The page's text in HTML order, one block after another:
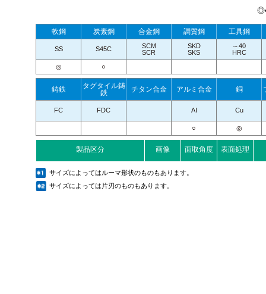
軟鋼 炭素鋼 合金鋼 調質鋼 工具鋼
SS S45C
SCM
SCR
SKD
SKS
～40
HRC
◎
○
鋳鉄
タグタイル鋳
鉄
チタン合金 アルミ合金 銅
FC FDC AI Cu
○ ◎
製品区分 画像 面取角度 表面処理
サイズによってはルーマ形状のものもあります。
サイズによっては片刃のものもあります。